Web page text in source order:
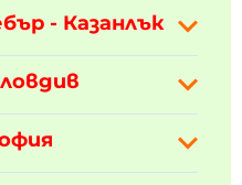
- Казанлък